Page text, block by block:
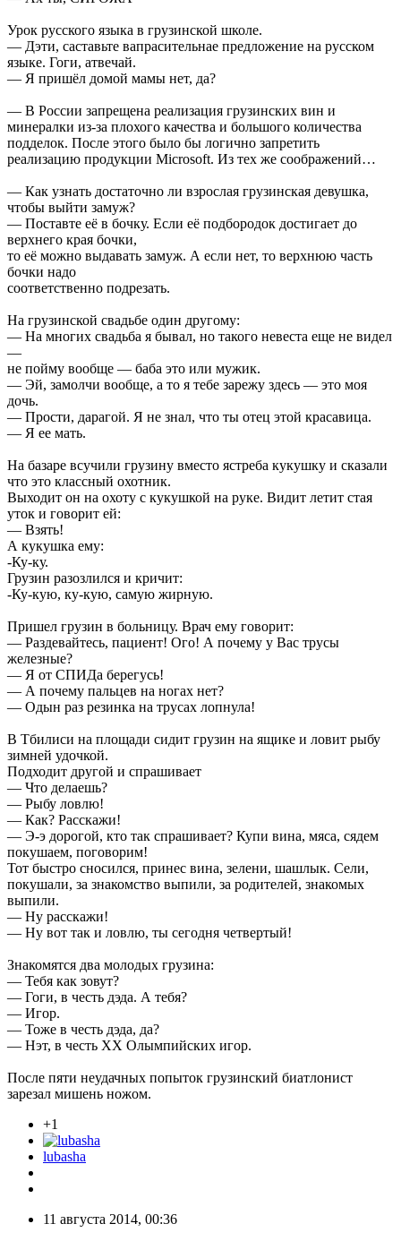
Урок русского языка в грузинской школе.
— Дэти, саставьте вапрасительнае предложение на русском
языке. Гоги, атвечай.
— Я пришёл домой мамы нет, да?
— В России запрещена реализация грузинских вин и
минералки из-за плохого качества и большого количества
подделок. После этого было бы логично запретить
реализацию продукции Мiсrоsоft. Из тех же соображений…
— Как узнать достаточно ли взрослая грузинская девушка,
чтобы выйти замуж?
— Поставте её в бочку. Если её подбородок достигает до
верхнего края бочки,
то её можно выдавать замуж. А если нет, то верхнюю часть
бочки надо
соответственно подрезать.
На грузинской свадьбе один другому:
— На многих свадьба я бывал, но такого невеста еще не видел
—
не пойму вообще — баба это или мужик.
— Эй, замолчи вообще, а то я тебе зарежу здесь — это моя
дочь.
— Прости, дарагой. Я не знал, что ты отец этой красавица.
— Я ее мать.
На базаре всучили грузину вместо ястреба кукушку и сказали
что это классный охотник.
Выходит он на охоту с кукушкой на руке. Видит летит стая
уток и говорит ей:
— Взять!
А кукушка ему:
-Ку-ку.
Грузин разозлился и кричит:
-Ку-кую, ку-кую, самую жирную.
Пришел грузин в больницу. Врач ему говорит:
— Раздевайтесь, пациент! Ого! А почему у Вас трусы
железные?
— Я от СПИДа берегусь!
— А почему пальцев на ногах нет?
— Одын раз резинка на трусах лопнула!
В Тбилиси на площади сидит грузин на ящике и ловит рыбу
зимней удочкой.
Подходит другой и спрашивает
— Что делаешь?
— Рыбу ловлю!
— Как? Расскажи!
— Э-э дорогой, кто так спрашивает? Купи вина, мяса, сядем
покушаем, поговорим!
Тот быстро сносился, принес вина, зелени, шашлык. Сели,
покушали, за знакомство выпили, за родителей, знакомых
выпили.
— Ну расскажи!
— Ну вот так и ловлю, ты сегодня четвертый!
Знакомятся два молодых грузина:
— Тебя как зовут?
— Гоги, в честь дэда. А тебя?
— Игор.
— Тоже в честь дэда, да?
— Нэт, в честь ХХ Олымпийских игор.
После пяти неудачных попыток грузинский биатлонист
зарезал мишень ножом.
+1
lubasha
11 августа 2014, 00:36